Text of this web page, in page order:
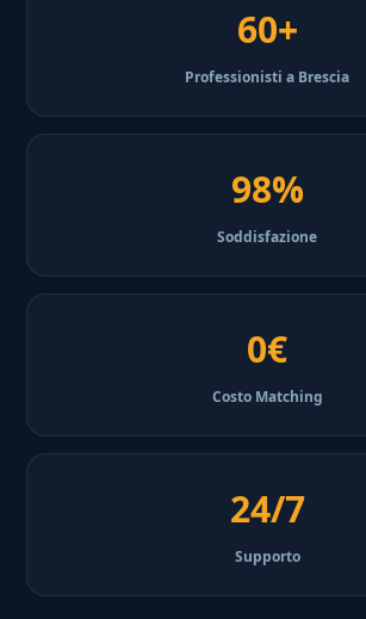
60+
Professionisti a Brescia
98%
Soddisfazione
0€
Costo Matching
24/7
Supporto